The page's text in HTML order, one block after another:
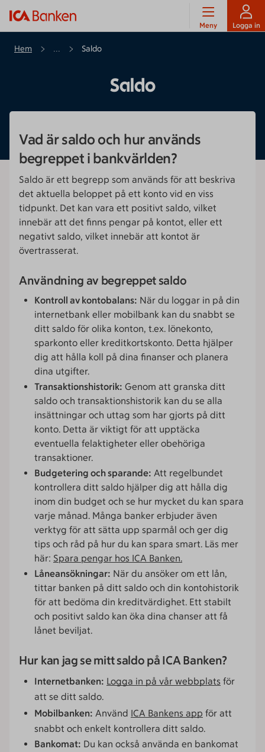
Meny Logga in
Hem ... Saldo
Saldo
Vad är saldo och hur används
begreppet i bankvärlden?
Saldo är ett begrepp som används för att beskriva
det aktuella beloppet på ett konto vid en viss
tidpunkt. Det kan vara ett positivt saldo, vilket
innebär att det finns pengar på kontot, eller ett
negativt saldo, vilket innebär att kontot är
övertrasserat.
Användning av begreppet saldo
Kontroll av kontobalans: När du loggar in på din
internetbank eller mobilbank kan du snabbt se
ditt saldo för olika konton, t.ex. lönekonto,
sparkonto eller kreditkortskonto. Detta hjälper
dig att hålla koll på dina finanser och planera
dina utgifter.
Transaktionshistorik: Genom att granska ditt
saldo och transaktionshistorik kan du se alla
insättningar och uttag som har gjorts på ditt
konto. Detta är viktigt för att upptäcka
eventuella felaktigheter eller obehöriga
transaktioner.
Budgetering och sparande: Att regelbundet
kontrollera ditt saldo hjälper dig att hålla dig
inom din budget och se hur mycket du kan spara
varje månad. Många banker erbjuder även
verktyg för att sätta upp sparmål och ger dig
tips och råd på hur du kan spara smart. Läs mer
här: Spara pengar hos ICA Banken.
Låneansökningar: När du ansöker om ett lån,
tittar banken på ditt saldo och din kontohistorik
för att bedöma din kreditvärdighet. Ett stabilt
och positivt saldo kan öka dina chanser att få
lånet beviljat.
Hur kan jag se mitt saldo på ICA Banken?
Internetbanken: Logga in på vår webbplats för
att se ditt saldo.
Mobilbanken: Använd ICA Bankens app för att
snabbt och enkelt kontrollera ditt saldo.
Bankomat: Du kan också använda en bankomat